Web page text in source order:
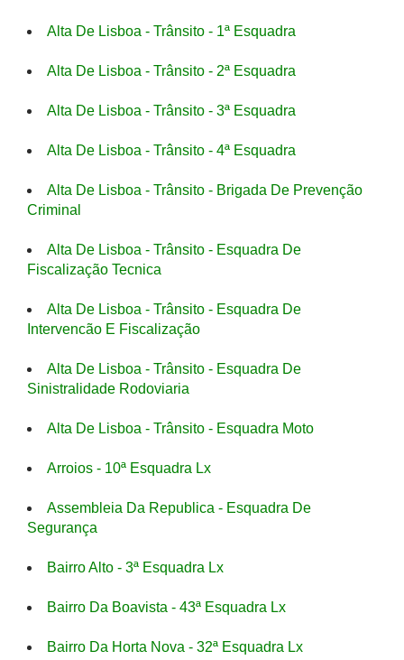
Alta De Lisboa - Trânsito - 1ª Esquadra
Alta De Lisboa - Trânsito - 2ª Esquadra
Alta De Lisboa - Trânsito - 3ª Esquadra
Alta De Lisboa - Trânsito - 4ª Esquadra
Alta De Lisboa - Trânsito - Brigada De Prevenção
Criminal
Alta De Lisboa - Trânsito - Esquadra De
Fiscalização Tecnica
Alta De Lisboa - Trânsito - Esquadra De
Intervencão E Fiscalização
Alta De Lisboa - Trânsito - Esquadra De
Sinistralidade Rodoviaria
Alta De Lisboa - Trânsito - Esquadra Moto
Arroios - 10ª Esquadra Lx
Assembleia Da Republica - Esquadra De
Segurança
Bairro Alto - 3ª Esquadra Lx
Bairro Da Boavista - 43ª Esquadra Lx
Bairro Da Horta Nova - 32ª Esquadra Lx